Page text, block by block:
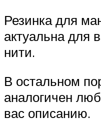
Резинка для
актуальна для
нити.
В остальном
аналогичен
вас описанию.